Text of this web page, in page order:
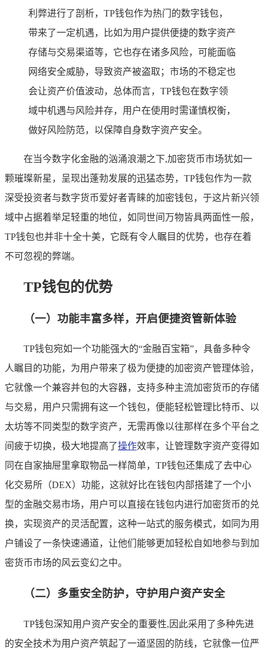
利弊进行了剖析，TP钱包作为热门的数字钱包，
带来了一定机遇，比如为用户提供便捷的数字资产
存储与交易渠道等，它也存在诸多风险，可能面临
网络安全威胁，导致资产被盗取；市场的不稳定也
会让资产价值波动，总体而言，TP钱包在数字领
域中机遇与风险并存，用户在使用时需谨慎权衡，
做好风险防范，以保障自身数字资产安全。
在当今数字化金融的汹涌浪潮之下,加密货币市场犹如一
颗璀璨新星，呈现出蓬勃发展的迅猛态势，TP钱包作为一款
深受投资者与数字货币爱好者青睐的加密钱包，于这片新兴领
域中占据着举足轻重的地位，如同世间万物皆具两面性一般，
TP钱包也并非十全十美，它既有令人瞩目的优势，也存在着
不可忽视的弊端。
TP钱包的优势
（一）功能丰富多样，开启便捷资管新体验
TP钱包宛如一个功能强大的“金融百宝箱”，具备多种令
人瞩目的功能，为用户带来了极为便捷的加密资产管理体验，
它就像一个兼容并包的大容器，支持多种主流加密货币的存储
与交易，用户只需拥有这一个钱包，便能轻松管理比特币、以
太坊等不同类型的数字资产，无需再像以往那样在多个平台之
间疲于切换，极大地提高了操作效率，让管理数字资产变得如
同在自家抽屉里拿取物品一样简单，TP钱包还集成了去中心
化交易所（DEX）功能，这就好比在钱包内部搭建了一个小
型的金融交易市场，用户可以直接在钱包内进行加密货币的兑
换，实现资产的灵活配置，这种一站式的服务模式，如同为用
户铺设了一条快速通道，让他们能够更加轻松自如地参与到加
密货币市场的风云变幻之中。
（二）多重安全防护，守护用户资产安全
TP钱包深知用户资产安全的重要性,因此采用了多种先进
的安全技术为用户资产筑起了一道坚固的防线，它就像一位严